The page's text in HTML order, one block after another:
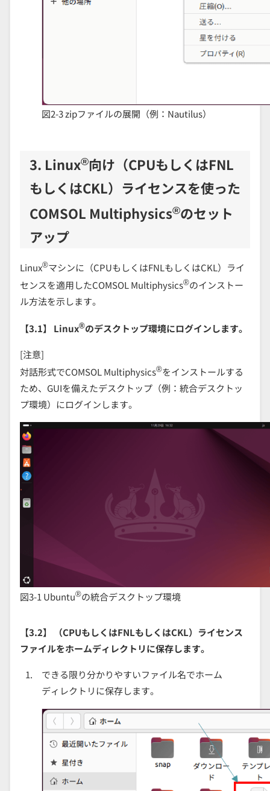
図2-3 zipファイルの展開（例：Nautilus）
3. Linux®向け（CPUもしくはFNL
もしくはCKL）ライセンスを使った
COMSOL Multiphysics®のセット
アップ
Linux®マシンに（CPUもしくはFNLもしくはCKL）ライ
センスを適用したCOMSOL Multiphysics®のインストー
ル方法を示します。
【3.1】 Linux®のデスクトップ環境にログインします。
[注意]
対話形式でCOMSOL Multiphysics®をインストールする
ため、GUIを備えたデスクトップ（例：統合デスクトッ
プ環境）にログインします。
図3-1 Ubuntu®の統合デスクトップ環境
【3.2】 （CPUもしくはFNLもしくはCKL）ライセンス
ファイルをホームディレクトリに保存します。
できる限り分かりやすいファイル名でホーム
ディレクトリに保存します。